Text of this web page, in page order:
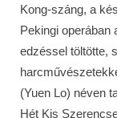
Kong-száng, a
Pekingi operában
edzéssel töltötte,
(Yuen Lo) néven
Hét Kis